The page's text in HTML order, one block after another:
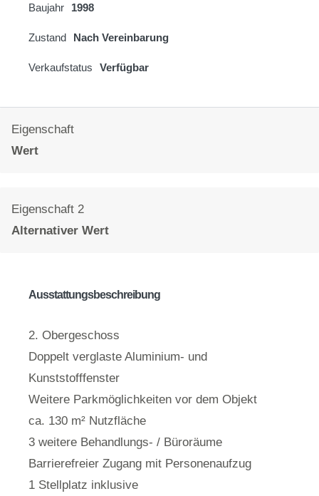
Baujahr 1998
Zustand Nach Vereinbarung
Verkaufstatus Verfügbar
Eigenschaft
Wert
Eigenschaft 2
Alternativer Wert
Ausstattungsbeschreibung
2. Obergeschoss
Doppelt verglaste Aluminium- und
Kunststofffenster
Weitere Parkmöglichkeiten vor dem Objekt
ca. 130 m² Nutzfläche
3 weitere Behandlungs- / Büroräume
Barrierefreier Zugang mit Personenaufzug
1 Stellplatz inklusive